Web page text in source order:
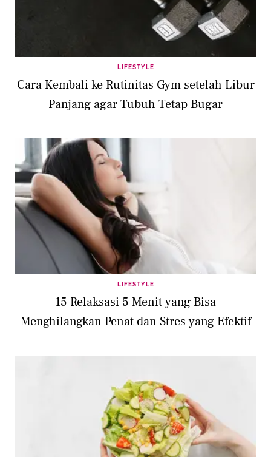
LIFESTYLE
Cara Kembali ke Rutinitas Gym setelah Libur
Panjang agar Tubuh Tetap Bugar
LIFESTYLE
15 Relaksasi 5 Menit yang Bisa
Menghilangkan Penat dan Stres yang Efektif